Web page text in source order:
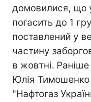
домовилися, що
погасить до 1
поставлений у
частину
в жовтні.
Юлія
"Нафтогаз